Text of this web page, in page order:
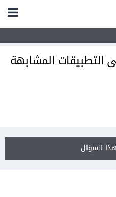
المشابهة
السؤال